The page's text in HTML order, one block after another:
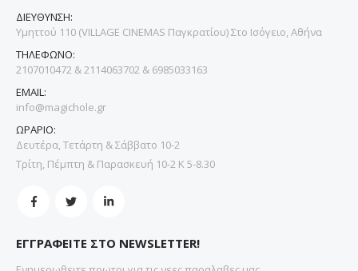
ΔΙΕΥΘΥΝΣΗ:
Υμηττού 110 (VILLAGE CINEMAS Παγκρατίου) Στο Ισόγειο, Αθήνα
ΤΗΛΕΦΩΝΟ:
2107010472 & 2114063702 & 6985033163
EMAIL:
info@magichole.gr
ΩΡΑΡΙΟ:
Δευτέρα, Τετάρτη & Σάββατο 10-2
Τρίτη, Πέμπτη & Παρασκευή 10-2 Κ 5-8.30
ΕΓΓΡΑΦΕΙΤΕ ΣΤΟ NEWSLETTER!